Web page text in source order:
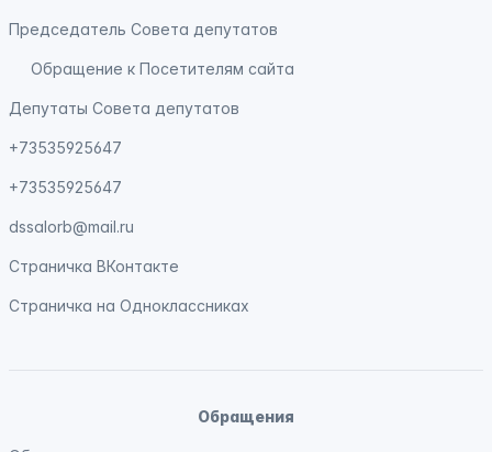
Председатель Совета депутатов
Обращение к Посетителям сайта
Депутаты Совета депутатов
+73535925647
+73535925647
dssalorb@mail.ru
Страничка ВКонтакте
Страничка на Одноклассниках
Обращения